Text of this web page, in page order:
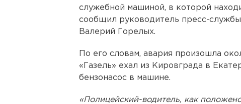
служебной машиной, в которой
сообщил руководитель пресс-
Валерий Горелых.
По его словам, авария произошла
«Газель» ехал из Кировграда в
бензонасос в машине.
«Полицейский-водитель, как